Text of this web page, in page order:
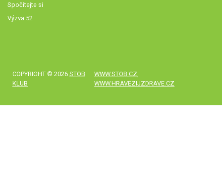
Spočítejte si
Výzva 52
COPYRIGHT © 2026 STOB
KLUB
WWW.STOB.CZ,
WWW.HRAVEZIJZDRAVE.CZ